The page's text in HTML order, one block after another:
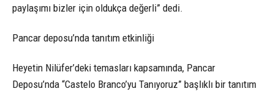
paylaşımı bizler için oldukça değerli” dedi.
Pancar deposu’nda tanıtım etkinliği
Heyetin Nilüfer’deki temasları kapsamında, Pancar
Deposu’nda “Castelo Branco’yu Tanıyoruz” başlıklı bir tanıtım